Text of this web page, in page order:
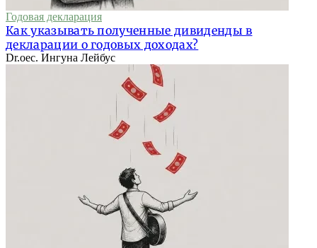
Годовая декларация
Как указывать полученные дивиденды в
декларации о годовых доходах?
Dr.oec. Ингуна Лейбус